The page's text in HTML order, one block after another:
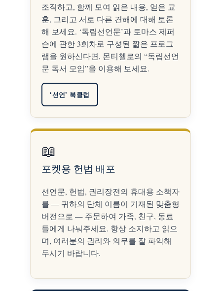
조직하고, 함께 모여 읽은 내용, 얻은 교
훈, 그리고 서로 다른 견해에 대해 토론
해 보세요. ‘독립선언문’과 토마스 제퍼
슨에 관한 3회차로 구성된 짧은 프로그
램을 원하신다면, 몬티첼로의 “독립선언
문 독서 모임”을 이용해 보세요.
‘선언’ 북클럽
📖
포켓용 헌법 배포
선언문, 헌법, 권리장전의 휴대용 소책자
를 — 귀하의 단체 이름이 기재된 맞춤형
버전으로 — 주문하여 가족, 친구, 동료
들에게 나눠주세요. 항상 소지하고 읽으
며, 여러분의 권리와 의무를 잘 파악해
두시기 바랍니다.